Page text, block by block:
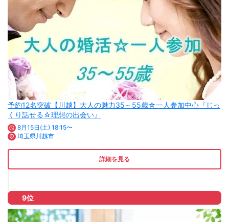
予約12名突破【川越】大人の魅力35～55歳☆一人参加中心『じっ
くり話せる☆理想の出会い』
8月15日(土) 18:15〜
埼玉県川越市
詳細を見る
9位